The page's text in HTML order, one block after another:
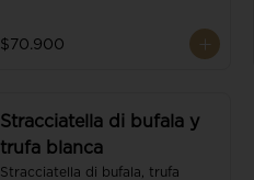
$70.900
Stracciatella di bufala y
trufa blanca
Stracciatella di bufala, trufa